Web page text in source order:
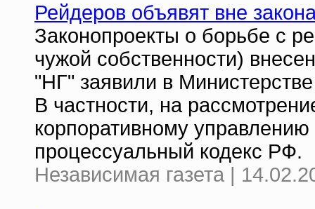
Рейдеров объявят вне
Законопроекты о борьбе с
чужой собственности)
"НГ" заявили в
В частности, на
корпоративному
процессуальный кодекс РФ.
Независимая газета |